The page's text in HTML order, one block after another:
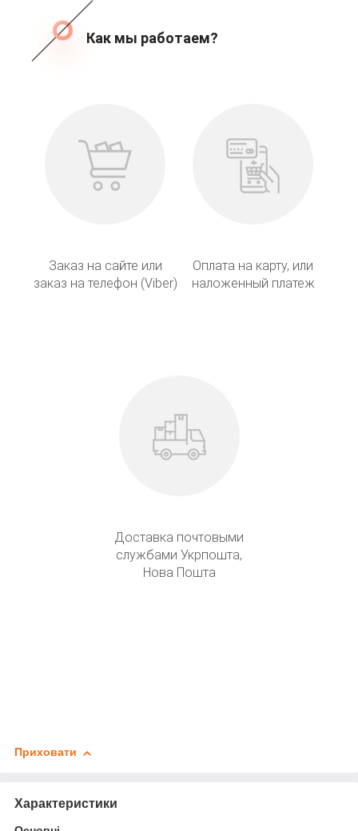
Как мы работаем?
Заказ на сайте или
заказ на телефон (Viber)
Оплата на карту, или
наложенный платеж
Доставка почтовыми
службами Укрпошта,
Нова Пошта
Приховати
Характеристики